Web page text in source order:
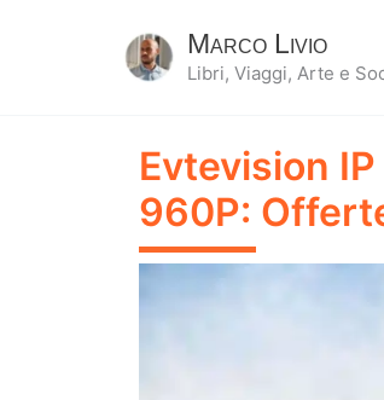
Marco Livio
Libri, Viaggi, Arte e
Evtevision
960P: